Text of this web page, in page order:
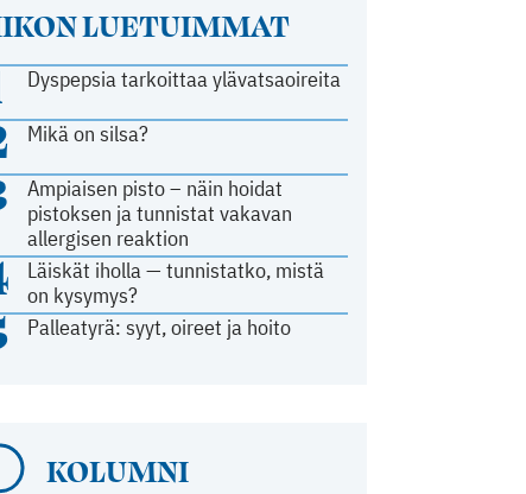
LUETUIMMAT
Dyspepsia tarkoittaa ylävatsaoireita
Mikä on silsa?
Ampiaisen pisto – näin hoidat
pistoksen ja tunnistat vakavan
allergisen reaktion
Läiskät iholla — tunnistatko, mistä
on kysymys?
Palleatyrä: syyt, oireet ja hoito
KOLUMNI